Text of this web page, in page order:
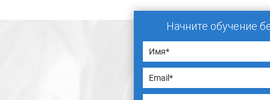
Начните обучение